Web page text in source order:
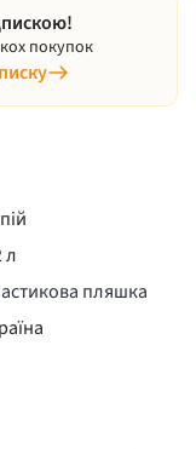
покупок
л
пляшка